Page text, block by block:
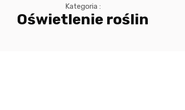
Kategoria :
Oświetlenie roślin